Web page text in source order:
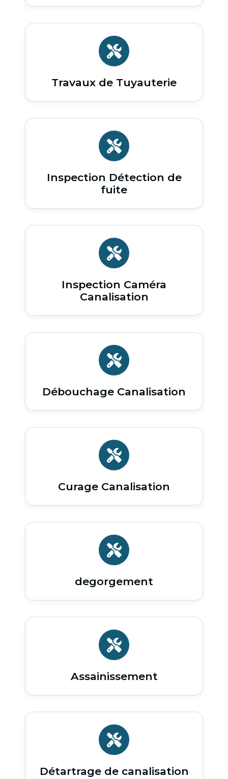
Travaux de Tuyauterie
Inspection Détection de
fuite
Inspection Caméra
Canalisation
Débouchage Canalisation
Curage Canalisation
degorgement
Assainissement
Détartrage de canalisation